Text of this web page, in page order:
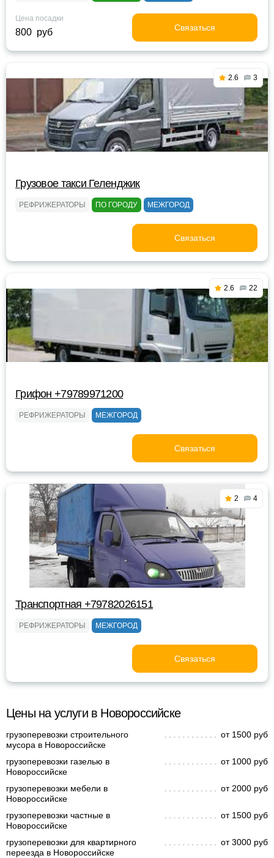
Цена посадки
800 руб Связаться
2.6 3
Грузовое такси Геленджик
РЕФРИЖЕРАТОРЫ ПО ГОРОДУ МЕЖГОРОД
Связаться
2.6 22
Грифон +79789971200
РЕФРИЖЕРАТОРЫ МЕЖГОРОД
Связаться
2 4
Транспортная +79782026151
РЕФРИЖЕРАТОРЫ МЕЖГОРОД
Связаться
Цены на услуги в Новороссийске
грузоперевозки строительного
мусора в Новороссийске
от 1500 руб
грузоперевозки газелью в
Новороссийске
от 1000 руб
грузоперевозки мебели в
Новороссийске
от 2000 руб
грузоперевозки частные в
Новороссийске
от 1500 руб
грузоперевозки для квартирного
переезда в Новороссийске
от 3000 руб